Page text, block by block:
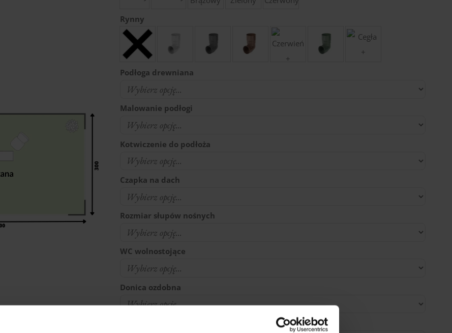
Rynny
Podłoga drewniana
Malowanie podłogi
Kotwiczenie do podłoża
Czapka na dach
Rozmiar słupów nośnych
WC wolnostojące
Donica ozdobna